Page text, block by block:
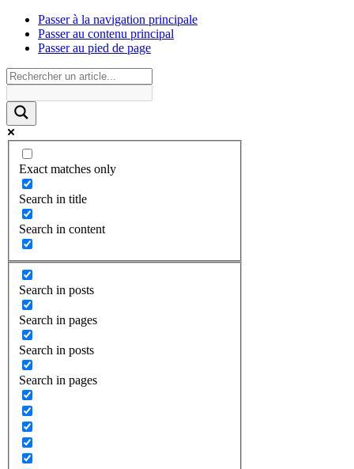
Passer à la navigation principale
Passer au contenu principal
Passer au pied de page
Exact matches only
Search in title
Search in content
Search in posts
Search in pages
Search in posts
Search in pages